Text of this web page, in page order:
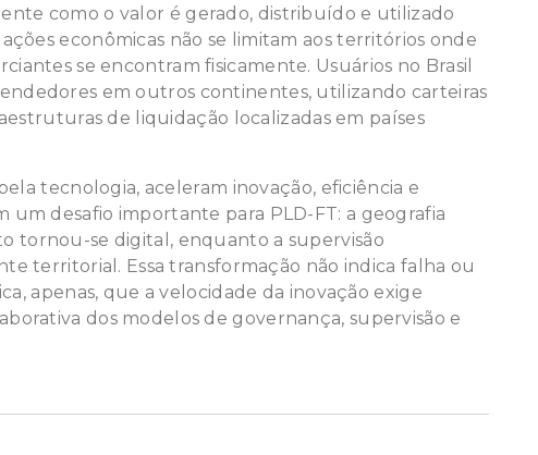
como o valor é gerado, distribuído e utilizado
econômicas não se limitam aos territórios onde
se encontram fisicamente. Usuários no Brasil
em outros continentes, utilizando carteiras
de liquidação localizadas em países
tecnologia, aceleram inovação, eficiência e
um desafio importante para PLD-FT: a geografia
tornou-se digital, enquanto a supervisão
territorial. Essa transformação não indica falha ou
apenas, que a velocidade da inovação exige
dos modelos de governança, supervisão e